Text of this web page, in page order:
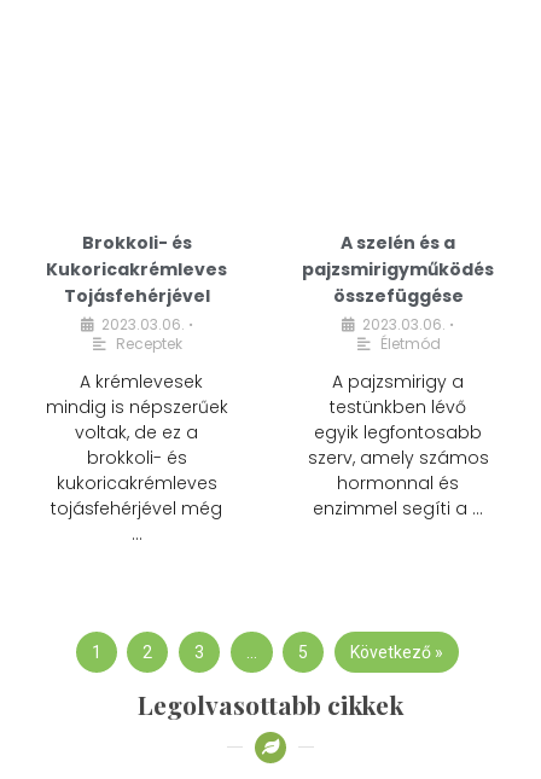
Brokkoli- és
Kukoricakrémleves
Tojásfehérjével
2023.03.06. •
Receptek
A krémlevesek
mindig is népszerűek
voltak, de ez a
brokkoli- és
kukoricakrémleves
tojásfehérjével még
…
A szelén és a
pajzsmirigyműködés
összefüggése
2023.03.06. •
Életmód
A pajzsmirigy a
testünkben lévő
egyik legfontosabb
szerv, amely számos
hormonnal és
enzimmel segíti a …
1 2 3 … 5 Következő »
Legolvasottabb cikkek